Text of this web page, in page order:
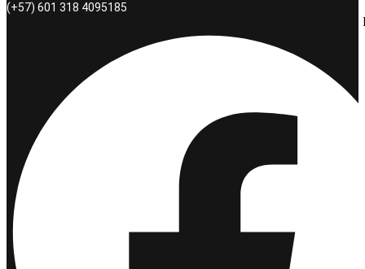
(+57) 601 318 4095185